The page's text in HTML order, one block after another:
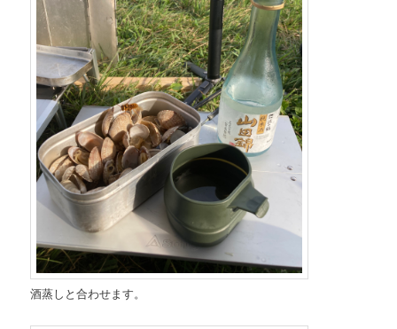
酒蒸しと合わせます。